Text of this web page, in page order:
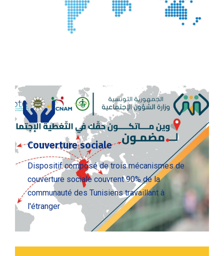
Couverture sociale
Dispositif composé de trois mécanismes de
couverture sociale couvrent 90% de la
communauté des Tunisiens travaillant à
l'étranger